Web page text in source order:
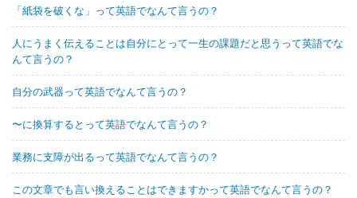
「紙袋を破くな」って英語でなんて言うの？
人にうまく伝えることは自分にとって一生の課題だと思うって英語でな
んて言うの？
自分の武器って英語でなんて言うの？
〜に換算するとって英語でなんて言うの？
業務に支障が出るって英語でなんて言うの？
この文章でも言い換えることはできますかって英語でなんて言うの？